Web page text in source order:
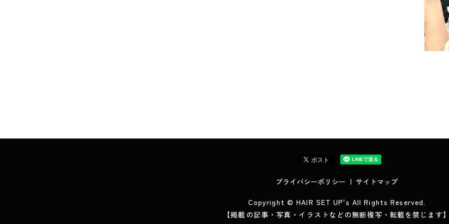
プライバシーポリシー サイトマップ
Copyright © HAIR SET UP's All Rights Reserved.
【掲載の記事・写真・イラストなどの無断複写・転載を禁じます